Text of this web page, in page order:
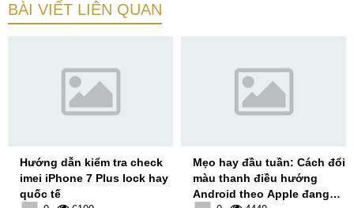
BÀI VIẾT LIÊN QUAN
Hướng dẫn kiểm tra check
imei iPhone 7 Plus lock hay
quốc tế
Mẹo hay đầu tuần: Cách đổi
màu thanh điều hướng
Android theo Apple đang